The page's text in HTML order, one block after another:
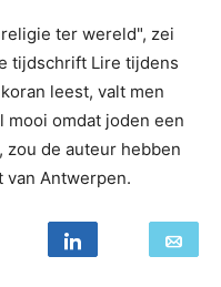
ter wereld", zei
tijdschrift Lire tijdens
leest, valt men
omdat joden een
de auteur hebben
van Antwerpen.